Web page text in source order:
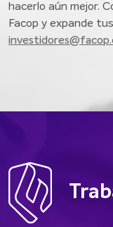
hacerlo aún mejor.
Facop y expande